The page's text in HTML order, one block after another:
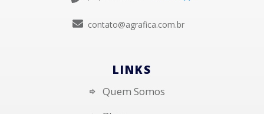
contato@agrafica.com.br
LINKS
Quem Somos